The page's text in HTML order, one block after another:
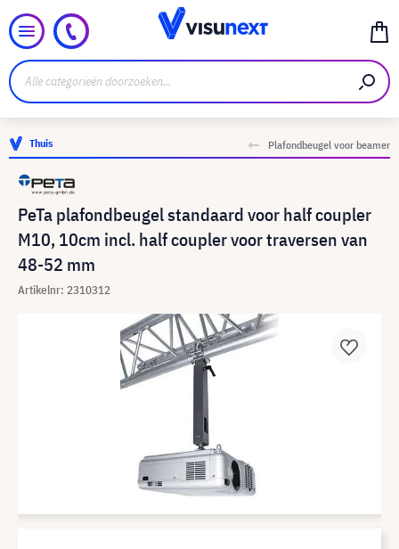
Thuis Plafondbeugel voor beamer
PeTa plafondbeugel standaard voor half coupler
M10, 10cm incl. half coupler voor traversen van
48-52 mm
Artikelnr: 2310312